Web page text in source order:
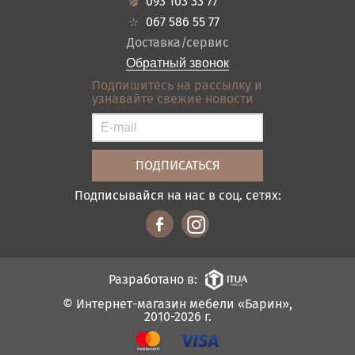
Ванная
Акции
Кредит
Оплата и доставка
Отзывы
Контакты
Карта сайта
Условия покупки
067 586 55 77
Доставка/сервис
Обратный звонок
Подпишитесь на рассылку и
узнавайте свежие новости
Подписывайся на нас в соц. сетях:
© Интернет-магазин мебели «Барин»,
2010-2026 г.
Разработано в: